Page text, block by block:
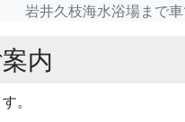
岩井久枝海水浴場まで
内
。